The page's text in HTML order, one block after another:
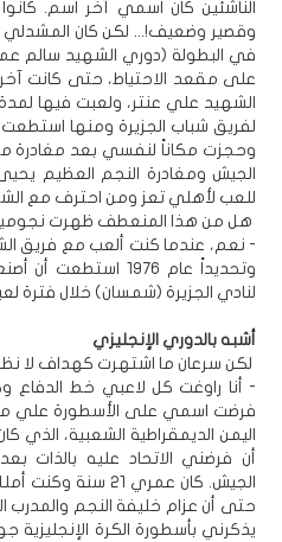
الناشئين كان اسمي آخر اسم.
وقصير وضعيف!... لكن كان المشدلي
في البطولة (دوري الشهيد سالم
على مقعد الاحتياط، حتى كانت
لفريق شباب الجزيرة ومنها
وحجزت مكاناً لنفسي بعد مغادرة
الجيش ومغادرة النجم العظيم
للعب لأهلي تعز ومن احترف مع
هل من هذا المنعطف ظهرت
- نعم، عندما كنت ألعب مع فريق
وتحديداً عام 1976
لنادي الجزيرة (شمسان) خلال فترة
أشبه بالدوري الإنجليزي
لكن سرعان ما اشتهرت كهداف لا
فرضت اسمي على الأسطورة علي
اليمن الديمقراطية الشعبية، الذي
أن فرضني الاتحاد عليه
الجيش. كان عمري 21
حتى أن عزام خليفة النجم والمدرب
يذكرني بأسطورة الكرة الإنجليزية